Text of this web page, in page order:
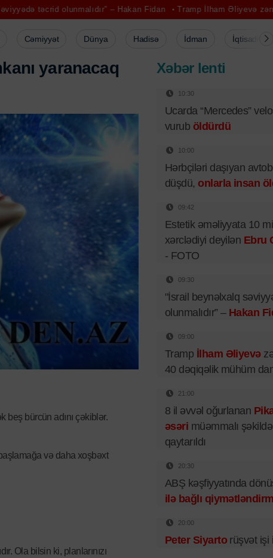
– Hakan Fidan Tramp İlham Əliyevə zəng etdi: 40
Cəmiyyət Dünya Hadisə İdman İqtisadiyyat
kanı yaranacaq
beş bürcün adını çəkiblər.
və daha xoşbəxt
Ola bilsin ki, planlarınızı
Xəbər lenti
10:30
Ucarda “Mercedes”
vurub öldürdü
10:00
Hərbçiləri daşıyan
düşdü, onlarla insan
09:42
Estetik əməliyyata 10
xərclədiyi deyilən Ebru
- FOTO
09:30
"İsrail beynəlxalq
olunmalıdır” – Hakan
09:00
Tramp İlham Əliyevə
40 dəqiqəlik mühüm
21:00
8 il əvvəl oğurlanan
əsəri müəmmalı
qaytarıldı
20:30
ABŞ kəşfiyyatında
ilə bağlı
20:00
Peter Siyartorüşvət işi